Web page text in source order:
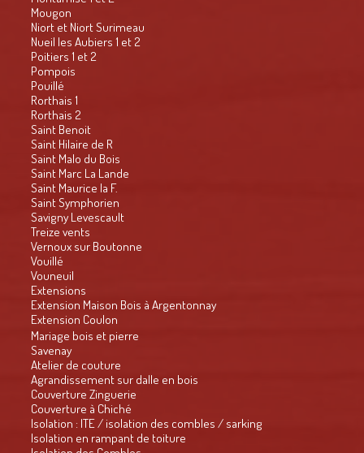
Mougon
Niort et Niort Surimeau
Nueil les Aubiers 1 et 2
Poitiers 1 et 2
Pompois
Pouillé
Rorthais 1
Rorthais 2
Saint Benoit
Saint Hilaire de R
Saint Malo du Bois
Saint Marc La Lande
Saint Maurice la F.
Saint Symphorien
Savigny Levescault
Treize vents
Vernoux sur Boutonne
Vouillé
Vouneuil
Extensions
Extension Maison Bois à Argentonnay
Extension Coulon
Mariage bois et pierre
Savenay
Atelier de couture
Agrandissement sur dalle en bois
Couverture Zinguerie
Couverture à Chiché
Isolation : ITE / isolation des combles / sarking
Isolation en rampant de toiture